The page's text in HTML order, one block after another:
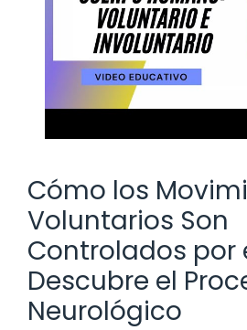
Cómo los
Voluntarios Son
Controlados por
Descubre el
Neurológico